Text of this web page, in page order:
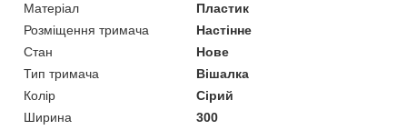
Матеріал
Пластик
Розміщення тримача
Настінне
Стан
Нове
Тип тримача
Вішалка
Колір
Сірий
Ширина
300